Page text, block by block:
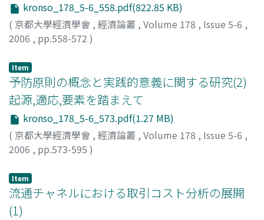
kronso_178_5-6_558.pdf(822.85 KB)
( 京都大學經濟學會 , 經濟論叢 , Volume 178 , Issue 5-6 ,
2006 , pp.558-572 )
Item
予防原則の概念と実践的意義に関する研究(2)
起源,適応,要素を踏まえて
kronso_178_5-6_573.pdf(1.27 MB)
( 京都大學經濟學會 , 經濟論叢 , Volume 178 , Issue 5-6 ,
2006 , pp.573-595 )
Item
流通チャネルにおける取引コスト分析の展開
(1)